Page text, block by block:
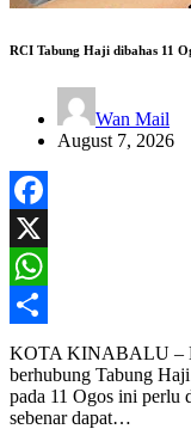
RCI Tabung Haji dibahas 11
Wan Mail
August 7, 2026
Facebook
X
WhatsApp
Share
KOTA KINABALU –
berhubung Tabung
pada 11 Ogos ini perlu
sebenar dapat…